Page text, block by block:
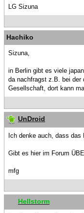
LG Sizuna
Hachiko
Sizuna,
in Berlin gibt es viele
da nachfragst z.B. bei der
Gesellschaft, dort kann
UnDroid
Ich denke auch, dass das
Gibt es hier im Forum
mfg
Hellstorm